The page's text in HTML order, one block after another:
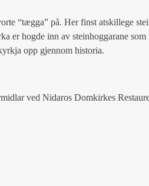
“tægga” på. Her finst atskillege
er hogde inn av steinhoggarane
opp gjennom historia.
ved Nidaros Domkirkes